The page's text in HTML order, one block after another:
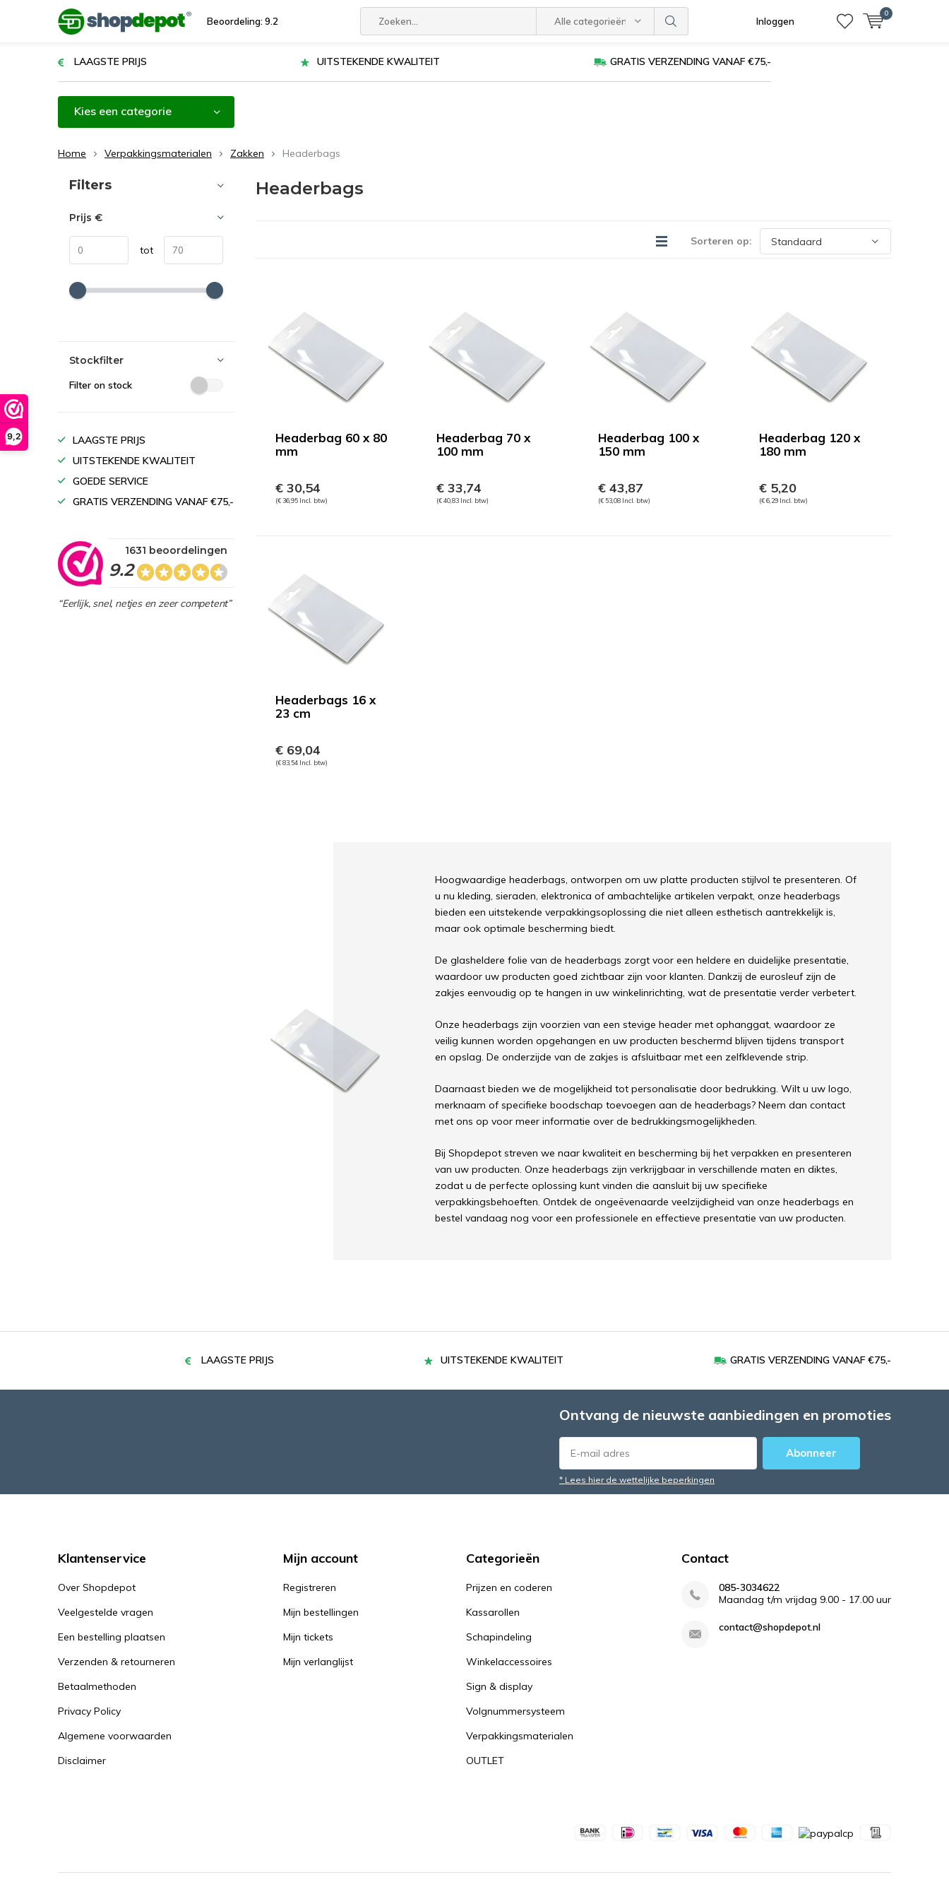
9,2
Beoordeling: 9.2 Alle categorieën Inloggen
0
LAAGSTE PRIJS UITSTEKENDE KWALITEIT GRATIS VERZENDING VANAF €75,-
Kies een categorie
Home Verpakkingsmaterialen Zakken Headerbags
Headerbags
Sorteren op:
Headerbag 60 x 80
mm
€ 30,54
(€ 36,95 Incl. btw)
Headerbag 70 x
100 mm
€ 33,74
(€ 40,83 Incl. btw)
Headerbag 100 x
150 mm
€ 43,87
(€ 53,08 Incl. btw)
Headerbag 120 x
180 mm
€ 5,20
(€ 6,29 Incl. btw)
Headerbags 16 x
23 cm
€ 69,04
(€ 83,54 Incl. btw)
Hoogwaardige headerbags, ontworpen om uw platte producten stijlvol te presenteren. Of
u nu kleding, sieraden, elektronica of ambachtelijke artikelen verpakt, onze headerbags
bieden een uitstekende verpakkingsoplossing die niet alleen esthetisch aantrekkelijk is,
maar ook optimale bescherming biedt.
De glasheldere folie van de headerbags zorgt voor een heldere en duidelijke presentatie,
waardoor uw producten goed zichtbaar zijn voor klanten. Dankzij de eurosleuf zijn de
zakjes eenvoudig op te hangen in uw winkelinrichting, wat de presentatie verder verbetert.
Onze headerbags zijn voorzien van een stevige header met ophanggat, waardoor ze
veilig kunnen worden opgehangen en uw producten beschermd blijven tijdens transport
en opslag. De onderzijde van de zakjes is afsluitbaar met een zelfklevende strip.
Daarnaast bieden we de mogelijkheid tot personalisatie door bedrukking. Wilt u uw logo,
merknaam of specifieke boodschap toevoegen aan de headerbags? Neem dan contact
met ons op voor meer informatie over de bedrukkingsmogelijkheden.
Bij Shopdepot streven we naar kwaliteit en bescherming bij het verpakken en presenteren
van uw producten. Onze headerbags zijn verkrijgbaar in verschillende maten en diktes,
zodat u de perfecte oplossing kunt vinden die aansluit bij uw specifieke
verpakkingsbehoeften. Ontdek de ongeëvenaarde veelzijdigheid van onze headerbags en
bestel vandaag nog voor een professionele en effectieve presentatie van uw producten.
Sorteren op:
Filters
Prijs €
tot
Stockfilter
Filter on stock
LAAGSTE PRIJS
UITSTEKENDE KWALITEIT
GOEDE SERVICE
GRATIS VERZENDING VANAF €75,-
9.2
1631 beoordelingen
“Eerlijk, snel, netjes en zeer competent”
LAAGSTE PRIJS UITSTEKENDE KWALITEIT GRATIS VERZENDING VANAF €75,-
Ontvang de nieuwste aanbiedingen en promoties
Abonneer
* Lees hier de wettelijke beperkingen
Klantenservice
Over Shopdepot
Veelgestelde vragen
Een bestelling plaatsen
Verzenden & retourneren
Betaalmethoden
Privacy Policy
Algemene voorwaarden
Disclaimer
Mijn account
Registreren
Mijn bestellingen
Mijn tickets
Mijn verlanglijst
Categorieën
Prijzen en coderen
Kassarollen
Schapindeling
Winkelaccessoires
Sign & display
Volgnummersysteem
Verpakkingsmaterialen
OUTLET
Contact
085-3034622
Maandag t/m vrijdag 9.00 - 17.00 uur
contact@shopdepot.nl